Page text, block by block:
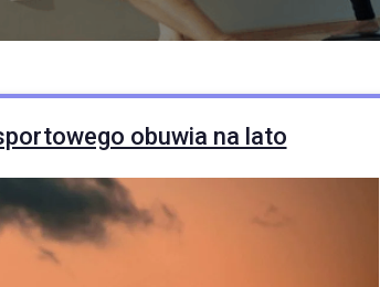
obuwia na lato